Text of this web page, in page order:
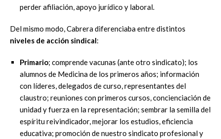
perder afiliación, apoyo jurídico y laboral.
Del mismo modo, Cabrera diferenciaba entre distintos
niveles de acción sindical:
Primario; comprende vacunas (ante otro sindicato); los
alumnos de Medicina de los primeros años; información
con líderes, delegados de curso, representantes del
claustro; reuniones con primeros cursos, concienciación de
unidad y fuerza en la representación; sembrar la semilla del
espíritu reivindicador, mejorar los estudios, eficiencia
educativa; promoción de nuestro sindicato profesional y